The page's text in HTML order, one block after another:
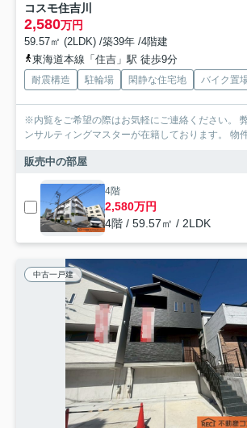
コスモ住吉川
2,580万円
59.57㎡ (2LDK) /築39年 /4階建
東海道本線「住吉」駅 徒歩9分
耐震構造 駐輪場 閑静な住宅地 バイク置
※内覧をご希望の際はお気軽にご連絡ください。 弊社には公認不動産コ
ンサルティングマスターが在籍しております。 物
販売中の部屋
4階
2,580万円
4階 / 59.57㎡ / 2LDK
中古一戸建